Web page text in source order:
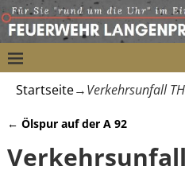
Startseite→Verkehrsunfall
← Ölspur auf der A 92
Verkehrsunfall